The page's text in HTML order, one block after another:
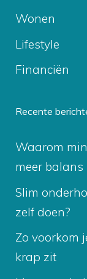
Wonen
Lifestyle
Financiën
Recente
Waarom
meer balans
Slim
zelf doen?
Zo voorkom
krap zit